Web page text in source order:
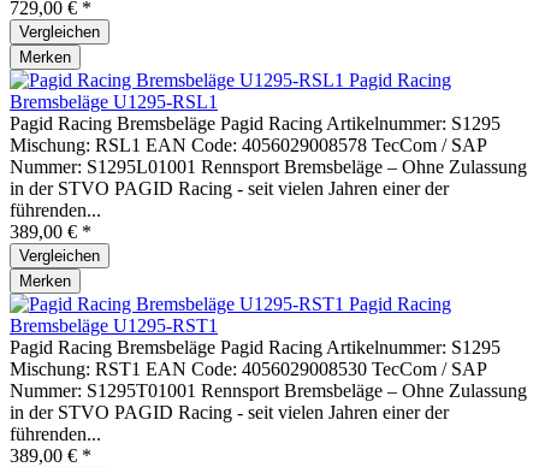
729,00 € *
Vergleichen
Merken
Pagid Racing
Bremsbeläge U1295-RSL1
Pagid Racing Bremsbeläge Pagid Racing Artikelnummer: S1295
Mischung: RSL1 EAN Code: 4056029008578 TecCom / SAP
Nummer: S1295L01001 Rennsport Bremsbeläge – Ohne Zulassung
in der STVO PAGID Racing - seit vielen Jahren einer der
führenden...
389,00 € *
Vergleichen
Merken
Pagid Racing
Bremsbeläge U1295-RST1
Pagid Racing Bremsbeläge Pagid Racing Artikelnummer: S1295
Mischung: RST1 EAN Code: 4056029008530 TecCom / SAP
Nummer: S1295T01001 Rennsport Bremsbeläge – Ohne Zulassung
in der STVO PAGID Racing - seit vielen Jahren einer der
führenden...
389,00 € *